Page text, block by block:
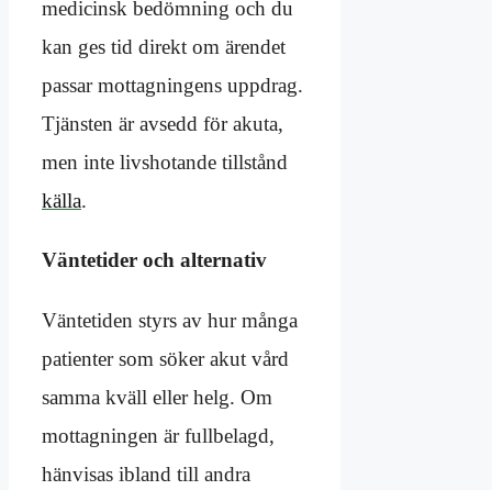
medicinsk bedömning och du
kan ges tid direkt om ärendet
passar mottagningens uppdrag.
Tjänsten är avsedd för akuta,
men inte livshotande tillstånd
källa.
Väntetider och alternativ
Väntetiden styrs av hur många
patienter som söker akut vård
samma kväll eller helg. Om
mottagningen är fullbelagd,
hänvisas ibland till andra